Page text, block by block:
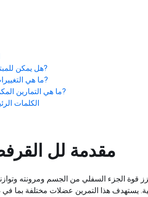
هل يمكن?
ما هي?
ما هي التمارين?
الكلمات
مقدمة لل
قوة الجزء السفلي من الجسم ومرونته
يستهدف هذا التمرين عضلات مختلفة بما في